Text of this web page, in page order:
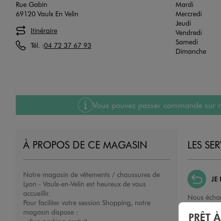
Rue Gabin
69120 Vaulx En Velin
Itinéraire
Tél. :04 72 37 67 93
Mardi
Mercredi
Jeudi
Vendredi
Samedi
Dimanche
Vous pouvez passer commande
À PROPOS DE CE MAGASIN
Notre magasin de vêtements / chaussures de
Lyon - Vaulx-en-Velin est heureux de vous
accueillir.
Pour faciliter votre session Shopping, notre
magasin dispose :
LES
JE
Nous
porté,
PRÊT